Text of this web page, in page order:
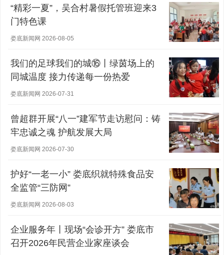
“精彩一夏”，吴合村暑假托管班迎来3
门特色课
娄底新闻网 2026-08-05
我们的足球我们的城⑯丨绿茵场上的
同城温度 接力传递每一份热爱
娄底新闻网 2026-07-31
曾超群开展“八一”建军节走访慰问：铸
牢忠诚之魂 护航发展大局
娄底新闻网 2026-07-30
护好“一老一小” 娄底织就特殊食品安
全监管“三防网”
娄底新闻网 2026-08-03
企业服务年丨现场“会诊开方” 娄底市
召开2026年民营企业家座谈会